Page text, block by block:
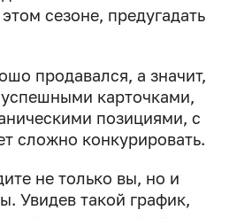
сезоне, предугадать
продавался, а значит,
карточками,
позициями, с
сложно конкурировать.
не только вы, но и
Увидев такой график,